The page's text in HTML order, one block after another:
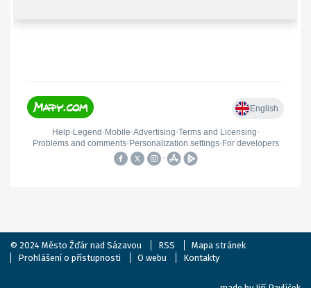
© 2024 Město Žďár nad Sázavou RSS
Mapa stránek
Prohlášení o přístupnosti
O webu Kontakty